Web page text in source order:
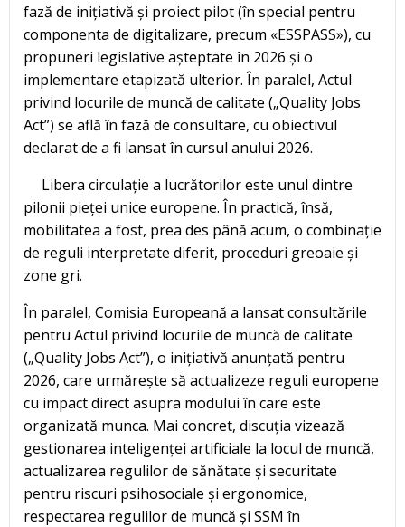
fază de inițiativă și proiect pilot (în special pentru
componenta de digitalizare, precum «ESSPASS»), cu
propuneri legislative așteptate în 2026 și o
implementare etapizată ulterior. În paralel, Actul
privind locurile de muncă de calitate („Quality Jobs
Act”) se află în fază de consultare, cu obiectivul
declarat de a fi lansat în cursul anului 2026.
Libera circulație a lucrătorilor este unul dintre
pilonii pieței unice europene. În practică, însă,
mobilitatea a fost, prea des până acum, o combinație
de reguli interpretate diferit, proceduri greoaie și
zone gri.
În paralel, Comisia Europeană a lansat consultările
pentru Actul privind locurile de muncă de calitate
(„Quality Jobs Act”), o inițiativă anunțată pentru
2026, care urmărește să actualizeze reguli europene
cu impact direct asupra modului în care este
organizată munca. Mai concret, discuția vizează
gestionarea inteligenței artificiale la locul de muncă,
actualizarea regulilor de sănătate și securitate
pentru riscuri psihosociale și ergonomice,
respectarea regulilor de muncă și SSM în